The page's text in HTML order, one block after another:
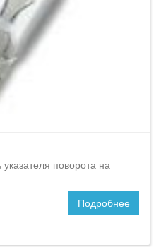
поворота на
Подробнее